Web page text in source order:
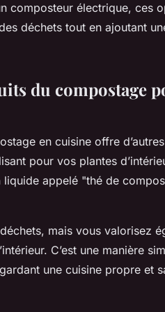
composteur électrique, ces
déchets tout en ajoutant
du compostage
en cuisine offre
pour vos plantes
appelé "thé de
mais vous valorisez
C’est une manière
une cuisine propre et